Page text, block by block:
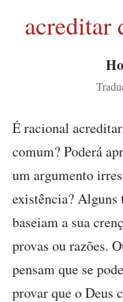
acreditar
É racional
comum? Poderá
um argumento
existência? Alguns
baseiam a sua
provas ou razões.
pensam que se
provar que o Deus